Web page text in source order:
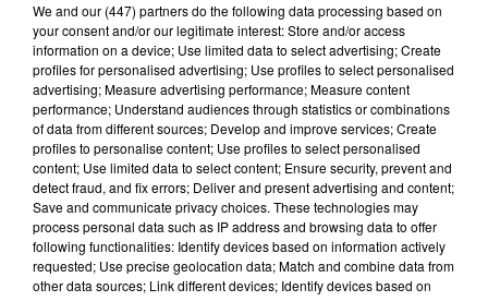
Lecture (4 min 10 sec)
100%
We and our (447) partnersdo the following data processing based on
your consent and/or our legitimate interest: Store and/or access
information on a device; Use limited data to select advertising; Create
profiles for personalised advertising; Use profiles to select personalised
advertising; Measure advertising performance; Measure content
performance; Understand audiences through statistics or combinations
of data from different sources; Develop and improve services; Create
profiles to personalise content; Use profiles to select personalised
content; Use limited data to select content; Ensure security, prevent and
detect fraud, and fix errors; Deliver and present advertising and content;
Save and communicate privacy choices. These technologies may
process personal data such as IP address and browsing data to offer
following functionalities: Identify devices based on information actively
requested; Use precise geolocation data; Match and combine data from
other data sources; Link different devices; Identify devices based on